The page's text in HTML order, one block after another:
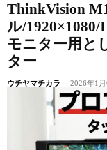
ThinkVision
ル/
モニター用と
ター
ウチヤマチカラ - 2026年1月